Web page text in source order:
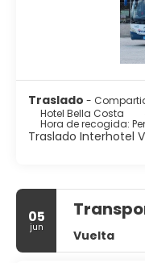
Traslado -
Hotel Bella Costa
Hora de recogida:
Traslado Interhotel
05
jun
Vuelta